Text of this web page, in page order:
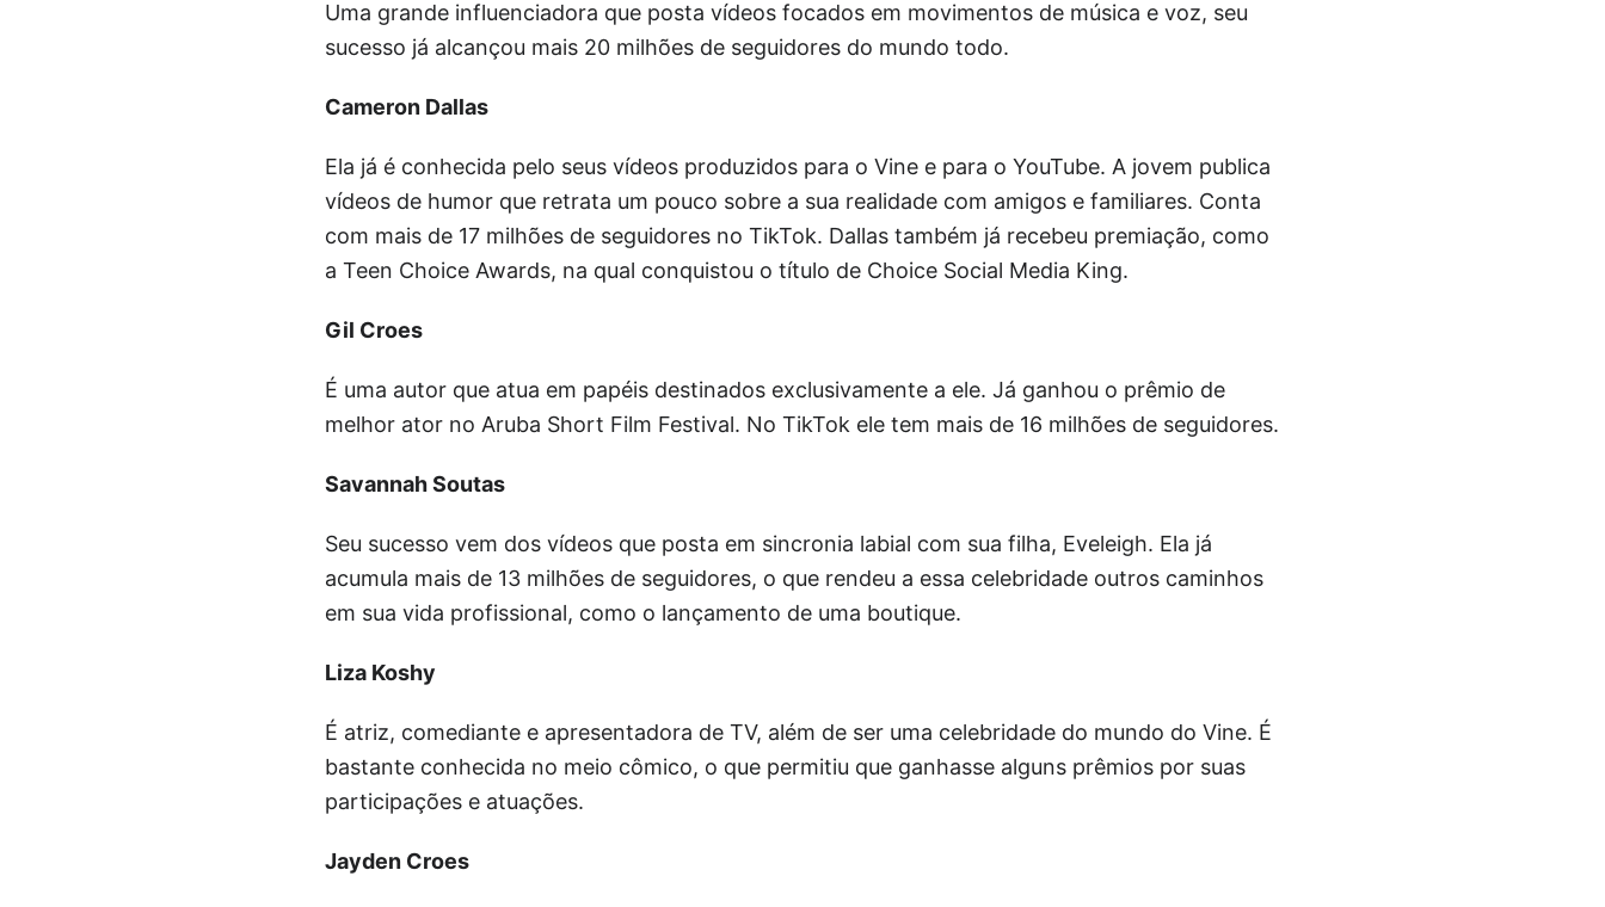
Uma grande influenciadora que posta vídeos focados em movimentos de música e voz, seu
sucesso já alcançou mais 20 milhões de seguidores do mundo todo.
Cameron Dallas
Ela já é conhecida pelo seus vídeos produzidos para o Vine e para o YouTube. A jovem publica
vídeos de humor que retrata um pouco sobre a sua realidade com amigos e familiares. Conta
com mais de 17 milhões de seguidores no TikTok. Dallas também já recebeu premiação, como
a Teen Choice Awards, na qual conquistou o título de Choice Social Media King.
Gil Croes
É uma autor que atua em papéis destinados exclusivamente a ele. Já ganhou o prêmio de
melhor ator no Aruba Short Film Festival. No TikTok ele tem mais de 16 milhões de seguidores.
Savannah Soutas
Seu sucesso vem dos vídeos que posta em sincronia labial com sua filha, Eveleigh. Ela já
acumula mais de 13 milhões de seguidores, o que rendeu a essa celebridade outros caminhos
em sua vida profissional, como o lançamento de uma boutique.
Liza Koshy
É atriz, comediante e apresentadora de TV, além de ser uma celebridade do mundo do Vine. É
bastante conhecida no meio cômico, o que permitiu que ganhasse alguns prêmios por suas
participações e atuações.
Jayden Croes